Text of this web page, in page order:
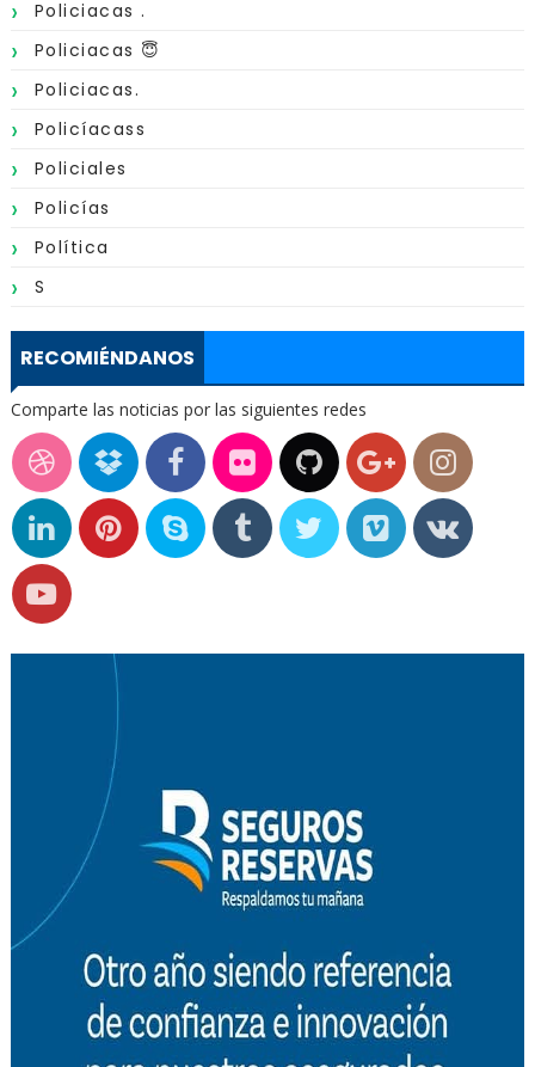
Policiacas .
Policiacas 😇
Policiacas.
Policíacass
Policiales
Policías
Política
S
RECOMIÉNDANOS
Comparte las noticias por las siguientes redes